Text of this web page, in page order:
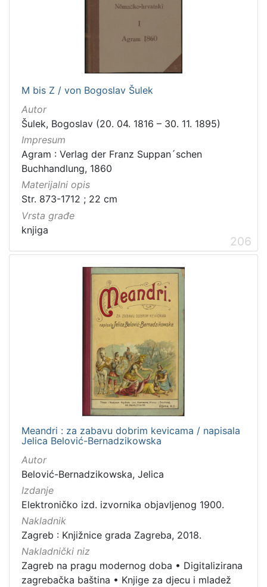
M bis Z / von Bogoslav Šulek
Autor
Šulek, Bogoslav (20. 04. 1816 – 30. 11. 1895)
Impresum
Agram : Verlag der Franz Suppan´schen
Buchhandlung, 1860
Materijalni opis
Str. 873-1712 ; 22 cm
Vrsta građe
knjiga
206
Meandri : za zabavu dobrim kevicama / napisala
Jelica Belović-Bernadzikowska
Autor
Belović-Bernadzikowska, Jelica
Izdanje
Elektroničko izd. izvornika objavljenog 1900.
Nakladnik
Zagreb : Knjižnice grada Zagreba, 2018.
Nakladnički niz
Zagreb na pragu modernog doba • Digitalizirana
zagrebačka baština • Knjige za djecu i mladež